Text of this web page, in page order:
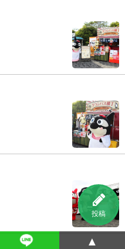
投稿
▲